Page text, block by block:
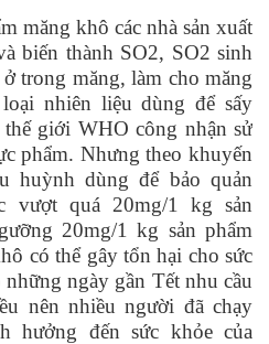
măng khô các nhà sản xuất
biến thành SO2, SO2 sinh
trong măng, làm cho măng
nhiên liệu dùng để sấy
giới WHO công nhận sử
phẩm. Nhưng theo khuyến
huỳnh dùng để bảo quản
vượt quá 20mg/1 kg sản
20mg/1 kg sản phẩm
có thể gây tổn hại cho sức
ngày gần Tết nhu cầu
nên nhiều người đã chạy
hưởng đến sức khỏe của